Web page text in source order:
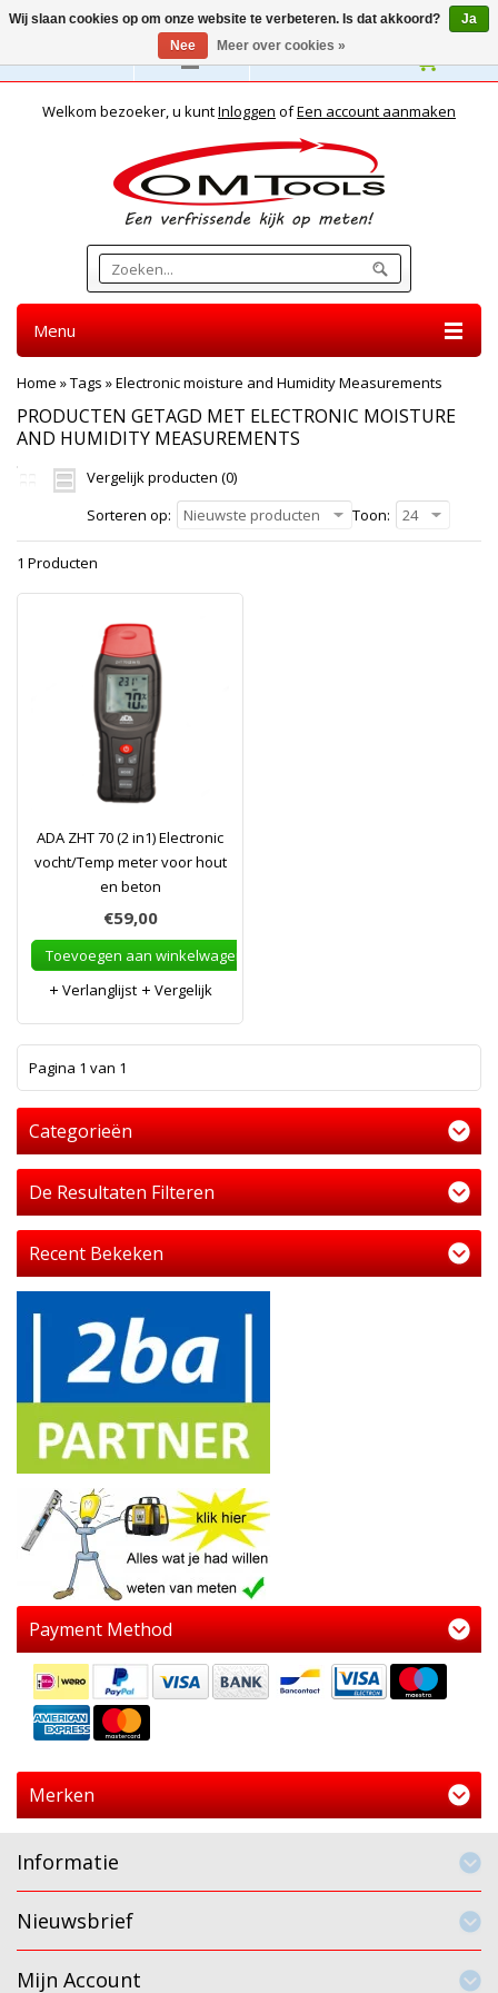
Nederlands
Welkom bezoeker, u kuntInloggen ofEen account aanmaken
Menu
Home »Tags »Electronic moisture and Humidity Measurements
PRODUCTEN GETAGD MET ELECTRONIC MOISTURE
AND HUMIDITY MEASUREMENTS
Vergelijk producten (0)
Sorteren op:
Nieuwste producten Toon: 24
1 Producten
ADA ZHT 70 (2 in1) Electronic
vocht/Temp meter voor hout
en beton
€59,00
Toevoegen aan winkelwagen
Verlanglijst
Vergelijk
Pagina 1 van 1
Categorieën
De Resultaten Filteren
Recent Bekeken
Payment Method
Merken
Informatie
Nieuwsbrief
Mijn Account
Wij slaan cookies op om onze website te verbeteren. Is dat akkoord?
Ja
Nee
Meer over cookies »